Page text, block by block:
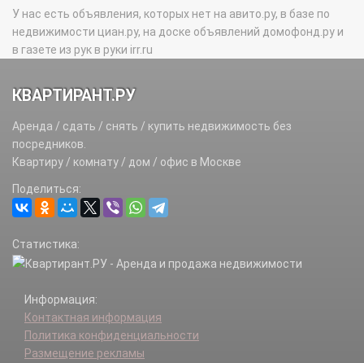
У нас есть объявления, которых нет на авито.ру, в базе по
недвижимости циан.ру, на доске объявлений домофонд.ру и
в газете из рук в руки irr.ru
КВАРТИРАНТ.РУ
Аренда / сдать / снять / купить недвижимость без
посредников.
Квартиру / комнату / дом / офис в Москве
Поделиться:
Статистика:
Информация:
Контактная информация
Политика конфиденциальности
Размещение рекламы